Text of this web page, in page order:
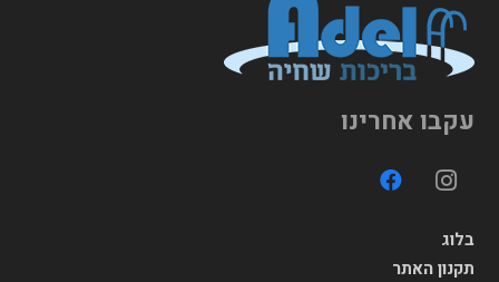
עקבו אחרינו
בלוג
תקנון האתר